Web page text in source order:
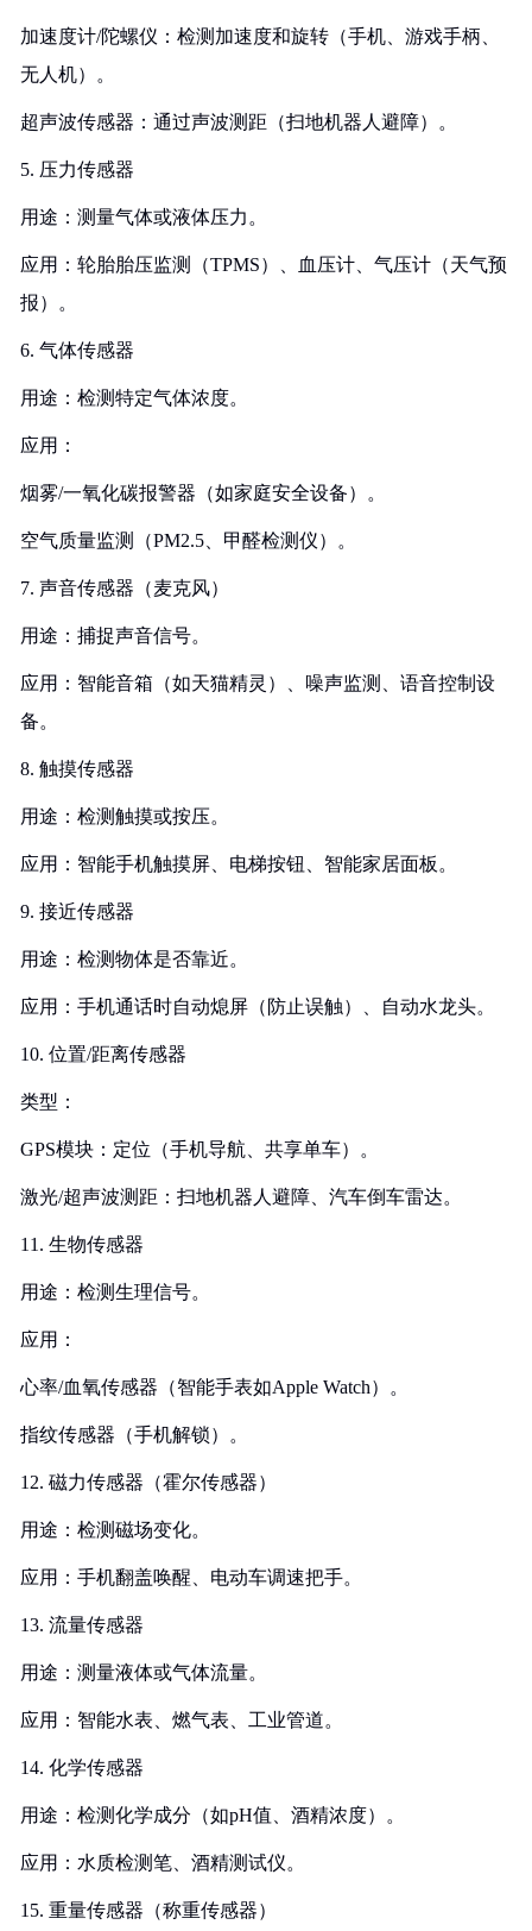
加速度计/陀螺仪：检测加速度和旋转（手机、游戏手柄、
无人机）。
超声波传感器：通过声波测距（扫地机器人避障）。
5. 压力传感器
用途：测量气体或液体压力。
应用：轮胎胎压监测（TPMS）、血压计、气压计（天气预
报）。
6. 气体传感器
用途：检测特定气体浓度。
应用：
烟雾/一氧化碳报警器（如家庭安全设备）。
空气质量监测（PM2.5、甲醛检测仪）。
7. 声音传感器（麦克风）
用途：捕捉声音信号。
应用：智能音箱（如天猫精灵）、噪声监测、语音控制设
备。
8. 触摸传感器
用途：检测触摸或按压。
应用：智能手机触摸屏、电梯按钮、智能家居面板。
9. 接近传感器
用途：检测物体是否靠近。
应用：手机通话时自动熄屏（防止误触）、自动水龙头。
10. 位置/距离传感器
类型：
GPS模块：定位（手机导航、共享单车）。
激光/超声波测距：扫地机器人避障、汽车倒车雷达。
11. 生物传感器
用途：检测生理信号。
应用：
心率/血氧传感器（智能手表如Apple Watch）。
指纹传感器（手机解锁）。
12. 磁力传感器（霍尔传感器）
用途：检测磁场变化。
应用：手机翻盖唤醒、电动车调速把手。
13. 流量传感器
用途：测量液体或气体流量。
应用：智能水表、燃气表、工业管道。
14. 化学传感器
用途：检测化学成分（如pH值、酒精浓度）。
应用：水质检测笔、酒精测试仪。
15. 重量传感器（称重传感器）